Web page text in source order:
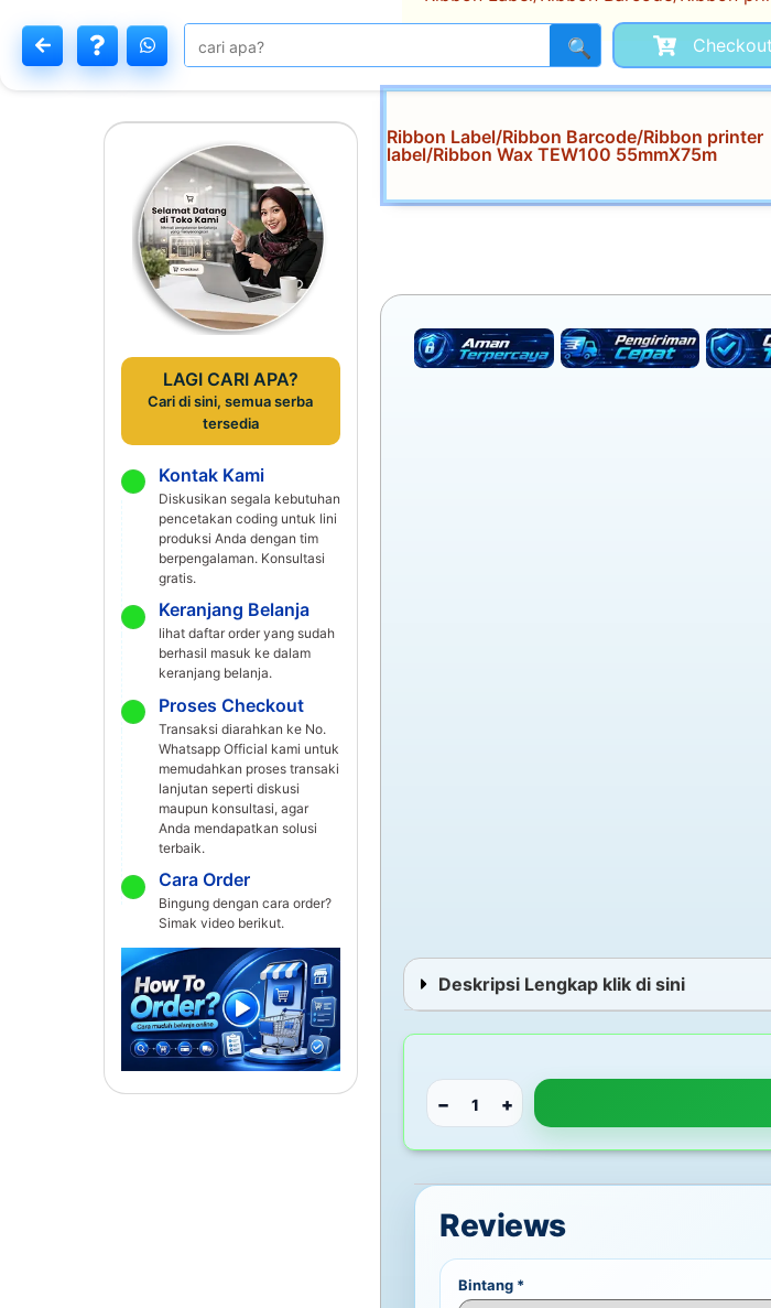
🔍
LAGI CARI APA?
Cari di sini, semua serba
tersedia
Kontak Kami
Diskusikan segala kebutuhan
pencetakan coding untuk lini
produksi Anda dengan tim
berpengalaman. Konsultasi
gratis.
Keranjang Belanja
lihat daftar order yang sudah
berhasil masuk ke dalam
keranjang belanja.
Proses Checkout
Transaksi diarahkan ke No.
Whatsapp Official kami untuk
memudahkan proses transaki
lanjutan seperti diskusi
maupun konsultasi, agar
Anda mendapatkan solusi
terbaik.
Cara Order
Bingung dengan cara order?
Simak video berikut.
Ribbon Label/Ribbon Barcode/Ribbon printer
label/Ribbon Wax TEW100 55mmX75m
Deskripsi Lengkap klik di sini
− +
Reviews
Bintang *